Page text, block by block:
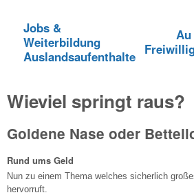
Jobs &
Weiterbildung
Auslandsaufenthalte
Wieviel springt raus?
Goldene Nase oder
Rund ums Geld
Nun zu einem Thema welches sicherlich
hervorruft.